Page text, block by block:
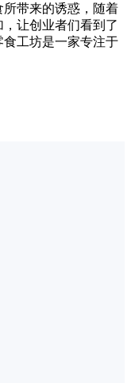
带来的诱惑，随着
让创业者们看到了
工坊是一家专注于